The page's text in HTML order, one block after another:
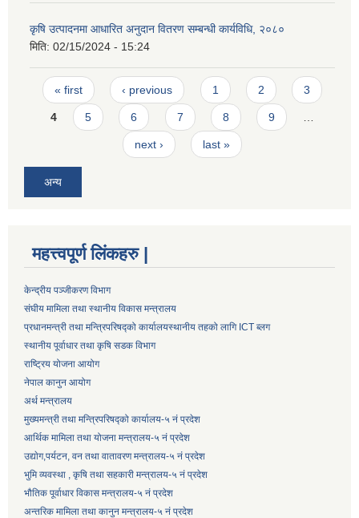
कृषि उत्पादनमा आधारित अनुदान वितरण सम्बन्धी कार्यविधि, २०८०
मिति: 02/15/2024 - 15:24
Pages
« first ‹ previous 1 2 3
4 5 6 7 8 9 …
next › last »
अन्य
महत्त्वपूर्ण लिंकहरु |
केन्द्रीय पञ्जीकरण विभाग
संघीय मामिला तथा स्थानीय विकास मन्त्रालय
प्रधानमन्त्री तथा मन्त्रिपरिषद्को कार्यालयस्थानीय तहको लागि ICT ब्लग
स्थानीय पूर्वाधार तथा कृषि सडक विभाग
राष्ट्रिय योजना आयोग
नेपाल कानुन आयोग
अर्थ मन्त्रालय
मुख्यमन्त्री तथा मन्त्रिपरिषद्को कार्यालय-५ नं प्रदेश
आर्थिक मामिला तथा योजना मन्त्रालय-५ नं प्रदेश
उद्याेग,पर्यटन, वन तथा वातावरण मन्त्रालय-५ नं प्रदेश
भुमि व्यवस्था , कृषि तथा सहकारी मन्त्रालय-५ नं प्रदेश
भौतिक पूर्वाधार विकास मन्त्रालय-५ नं प्रदेश
अन्तरिक मामिला तथा कानुन मन्त्रालय-५ नं प्रदेश